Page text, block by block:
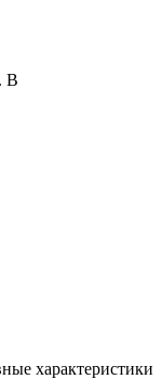
В
характеристики